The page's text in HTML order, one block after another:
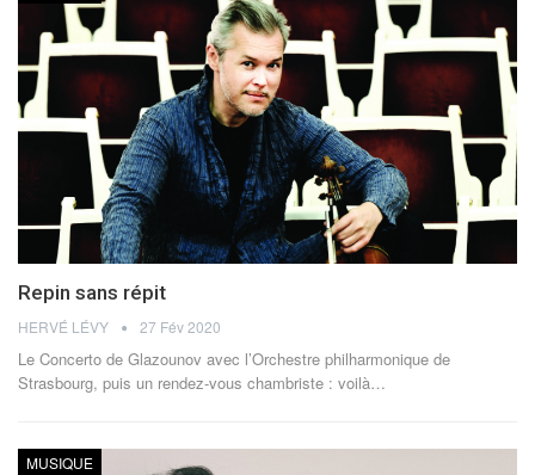
Repin sans répit
HERVÉ LÉVY 27 Fév 2020
Le Concerto de Glazounov avec l’Orchestre philharmonique de
Strasbourg, puis un rendez-vous chambriste : voilà…
MUSIQUE